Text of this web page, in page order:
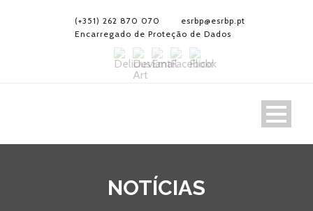
(+351) 262 870 070
esrbp@esrbp.pt
Encarregado de Proteção de Dados
NOTÍCIAS